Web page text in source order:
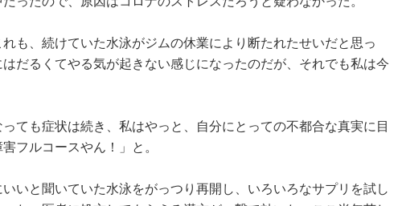
も、続けていた水泳がジムの休業により断たれたせいだと思っ
だるくてやる気が起きない感じになったのだが、それでも私は今
ても症状は続き、私はやっと、自分にとっての不都合な真実に目
フルコースやん！」と。
いと聞いていた水泳をがっつり再開し、いろいろなサプリを試し